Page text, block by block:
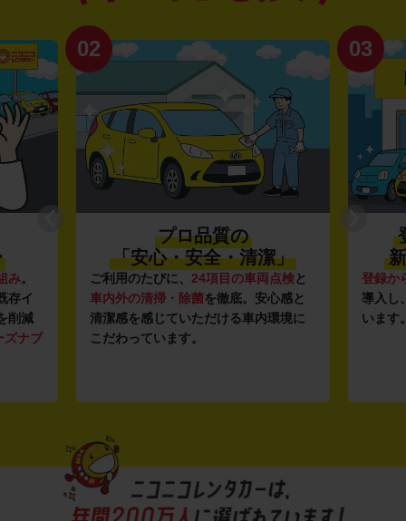
み。
存イ
削減
ズナブ
02
プロ品質の
「安心・安全・清潔」
ご利用のたびに、 24項目の車両点検と
車内外の清掃・除菌を徹底。安心感と
清潔感を感じていただける車内環境に
こだわっています。
03
登録か
導入し
います